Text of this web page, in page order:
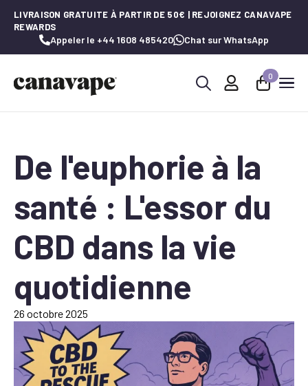
LIVRAISON GRATUITE À PARTIR DE 50€ | REJOIGNEZ CANAVAPE
REWARDS
Appeler le +44 1608 485420 Chat sur WhatsApp
0
De l'euphorie à la
santé : L'essor du
CBD dans la vie
quotidienne
26 octobre 2025